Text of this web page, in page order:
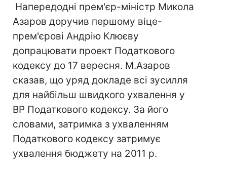
Напередодні прем'єр-міністр Микола
Азаров доручив першому віце-
прем'єрові Андрію Клюєву
допрацювати проект Податкового
кодексу до 17 вересня. М.Азаров
сказав, що уряд докладе всі зусилля
для найбільш швидкого ухвалення у
ВР Податкового кодексу. За його
словами, затримка з ухваленням
Податкового кодексу затримує
ухвалення бюджету на 2011 р.